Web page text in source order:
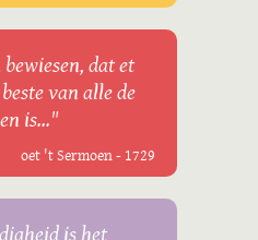
dat et
van alle de
is..."
oet 't Sermoen - 1729
is het